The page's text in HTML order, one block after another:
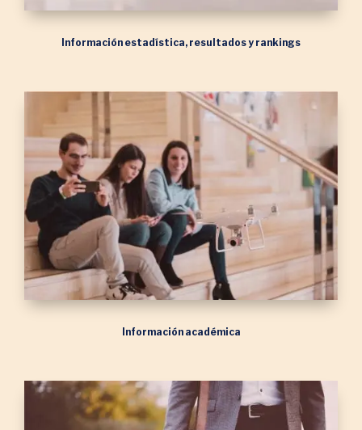
Información estadística, resultados y rankings
Información académica